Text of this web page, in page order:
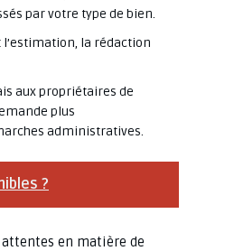
par votre type de bien.
la rédaction
aux propriétaires de
plus
administratives.
?
en matière de